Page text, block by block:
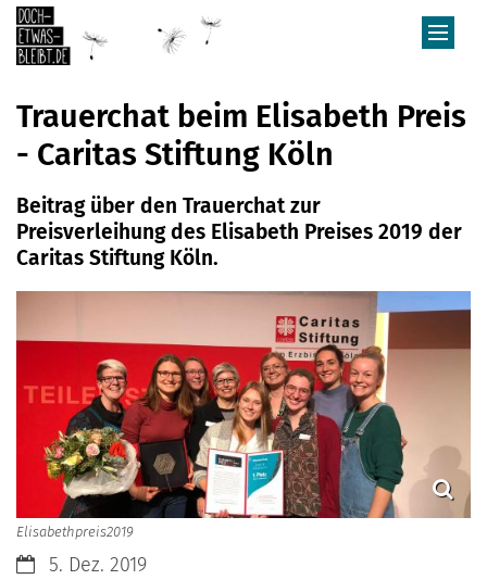
Zum Inhalt springen
Trauerchat beim Elisabeth Preis
- Caritas Stiftung Köln
Beitrag über den Trauerchat zur
Preisverleihung des Elisabeth Preises 2019 der
Caritas Stiftung Köln.
Elisabethpreis2019
Datum:5. Dez. 2019